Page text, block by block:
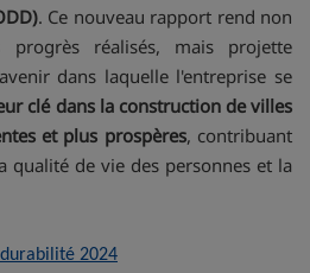
. Ce nouveau rapport rend non
progrès réalisés, mais projette
dans laquelle l'entreprise se
clé dans la construction de villes
et plus prospères, contribuant
qualité de vie des personnes et la
2024